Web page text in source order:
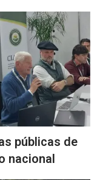
públicas de
nacional